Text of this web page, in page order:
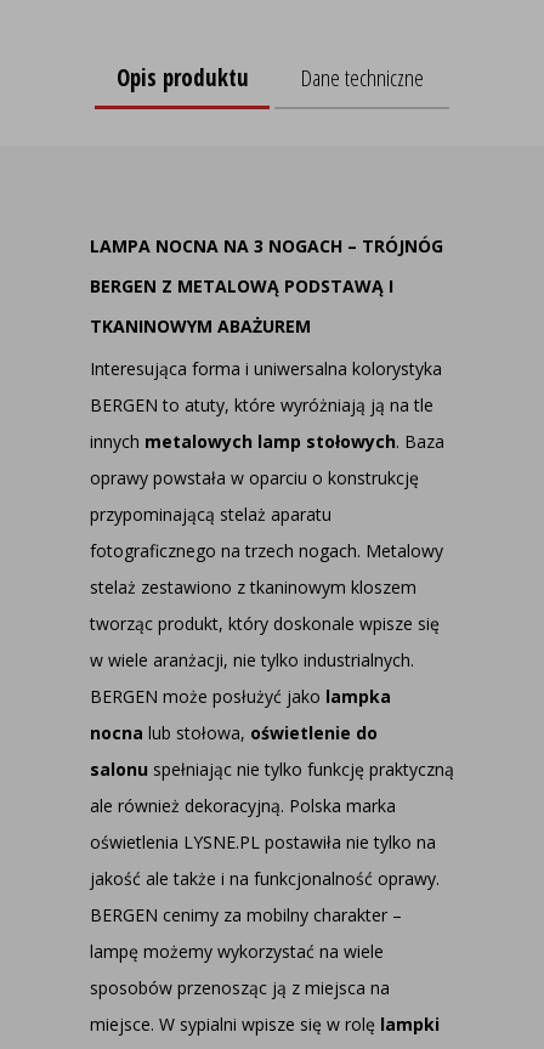
Opis produktu Dane techniczne
LAMPA NOCNA NA 3 NOGACH – TRÓJNÓG
BERGEN Z METALOWĄ PODSTAWĄ I
TKANINOWYM ABAŻUREM
Interesująca forma i uniwersalna kolorystyka
BERGEN to atuty, które wyróżniają ją na tle
innych metalowych lamp stołowych. Baza
oprawy powstała w oparciu o konstrukcję
przypominającą stelaż aparatu
fotograficznego na trzech nogach. Metalowy
stelaż zestawiono z tkaninowym kloszem
tworząc produkt, który doskonale wpisze się
w wiele aranżacji, nie tylko industrialnych.
BERGEN może posłużyć jako lampka
nocna lub stołowa, oświetlenie do
salonu spełniając nie tylko funkcję praktyczną
ale również dekoracyjną. Polska marka
oświetlenia LYSNE.PL postawiła nie tylko na
jakość ale także i na funkcjonalność oprawy.
BERGEN cenimy za mobilny charakter –
lampę możemy wykorzystać na wiele
sposobów przenosząc ją z miejsca na
miejsce. W sypialni wpisze się w rolę lampki